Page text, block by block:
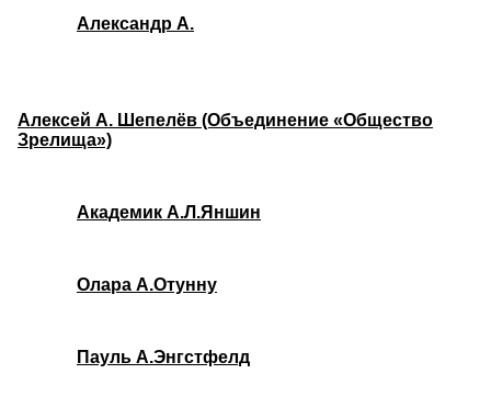
Александр А.
Алексей А. Шепелёв (Объединение «Общество
Зрелища»)
Академик А.Л.Яншин
Олара А.Отунну
Пауль А.Энгстфелд